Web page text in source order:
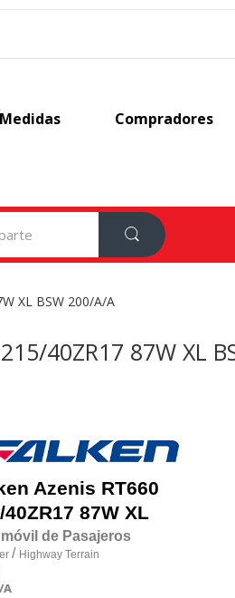
Medidas Compradores
XL BSW 200/A/A
40ZR17 87W XL
Azenis RT660
40ZR17 87W XL
de Pasajeros
/ Highway Terrain
/A